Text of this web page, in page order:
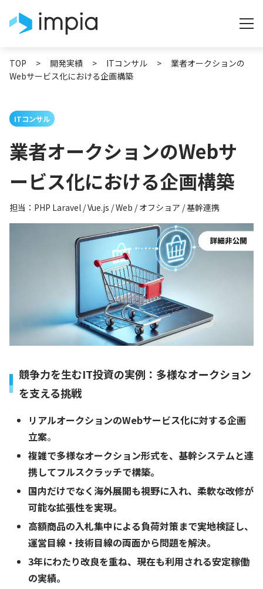
TOP > 開発実績 > ITコンサル >
業者オークションの
Webサービス化における企画構築
ITコンサル
業者オークションのWebサ
ービス化における企画構築
担当：PHP Laravel / Vue.js / Web / オフショア / 基幹連携
競争力を生むIT投資の実例：多様なオークション
を支える挑戦
リアルオークションのWebサービス化に対する企画
立案。
複雑で多様なオークション形式を、基幹システムと連
携してフルスクラッチで構築。
国内だけでなく海外展開も視野に入れ、柔軟な改修が
可能な拡張性を実現。
高額商品の入札集中による負荷対策まで実地検証し、
運営目線・技術目線の両面から問題を解決。
3年にわたり改良を重ね、現在も利用される安定稼働
の実績。